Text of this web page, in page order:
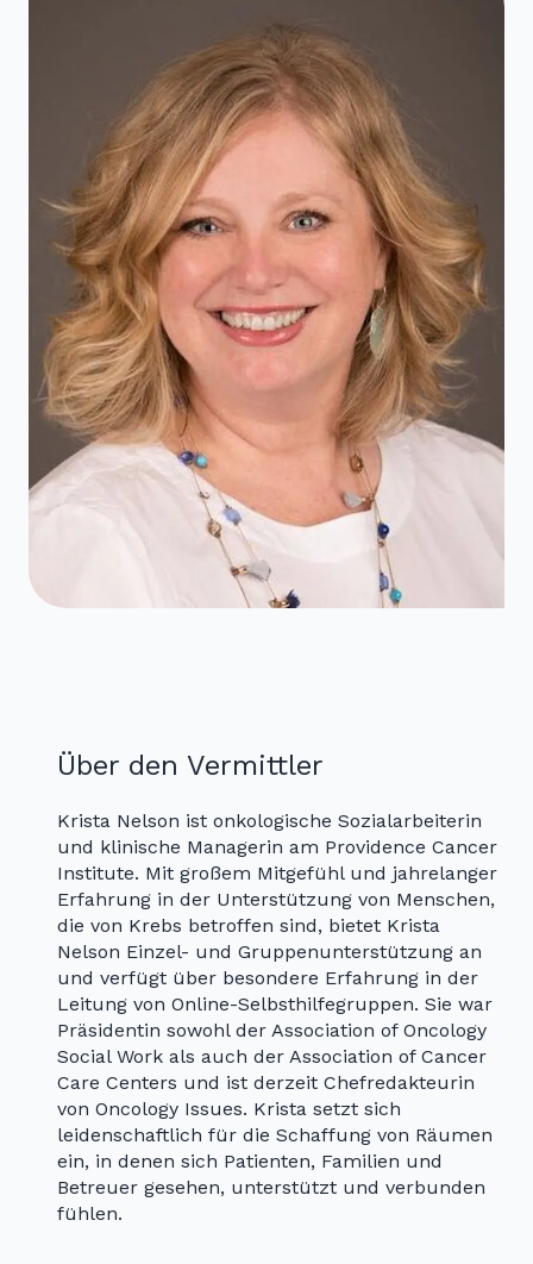
Über den Vermittler
Krista Nelson ist onkologische Sozialarbeiterin
und klinische Managerin am Providence Cancer
Institute. Mit großem Mitgefühl und jahrelanger
Erfahrung in der Unterstützung von Menschen,
die von Krebs betroffen sind, bietet Krista
Nelson Einzel- und Gruppenunterstützung an
und verfügt über besondere Erfahrung in der
Leitung von Online-Selbsthilfegruppen. Sie war
Präsidentin sowohl der Association of Oncology
Social Work als auch der Association of Cancer
Care Centers und ist derzeit Chefredakteurin
von Oncology Issues. Krista setzt sich
leidenschaftlich für die Schaffung von Räumen
ein, in denen sich Patienten, Familien und
Betreuer gesehen, unterstützt und verbunden
fühlen.